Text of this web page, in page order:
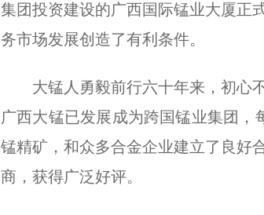
集团投资建设的广西国际锰业大厦正
务市场发展创造了有利条件。
大锰人勇毅前行六十年来，初心
广西大锰已发展成为跨国锰业集团
锰精矿，和众多合金企业建立了良好
商，获得广泛好评。